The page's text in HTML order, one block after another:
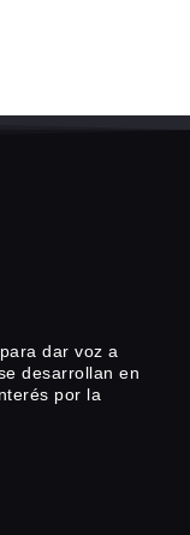
dar voz a
desarrollan en
por la